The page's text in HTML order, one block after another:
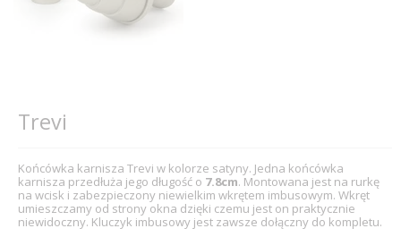
Trevi
Końcówka karnisza Trevi w kolorze satyny. Jedna końcówka
karnisza przedłuża jego długość o 7.8cm. Montowana jest na rurkę
na wcisk i zabezpieczony niewielkim wkrętem imbusowym. Wkręt
umieszczamy od strony okna dzięki czemu jest on praktycznie
niewidoczny. Kluczyk imbusowy jest zawsze dołączny do kompletu.